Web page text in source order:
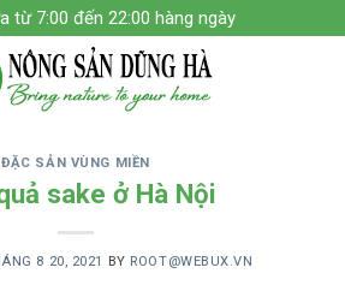
từ 7:00 đến 22:00 hàng ngày
ĐẶC SẢN VÙNG MIỀN
sake ở Hà Nội
8 20, 2021 BY ROOT@WEBUX.VN